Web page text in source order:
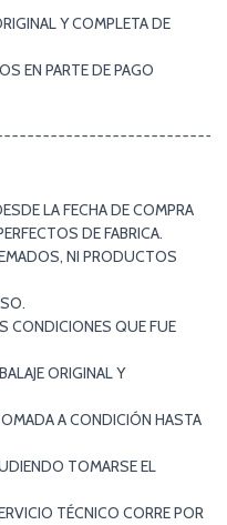
Y COMPLETA DE
EN PARTE DE PAGO
LA FECHA DE COMPRA
DE FABRICA.
NI PRODUCTOS
CONDICIONES QUE FUE
ORIGINAL Y
A CONDICIÓN HASTA
TOMARSE EL
TÉCNICO CORRE POR